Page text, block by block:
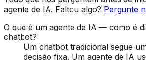
agente de IA. Faltou algo? Pergunte
O que é um agente de IA — como é
chatbot?
Um chatbot tradicional segue
decisão fixa. Um agente de IA